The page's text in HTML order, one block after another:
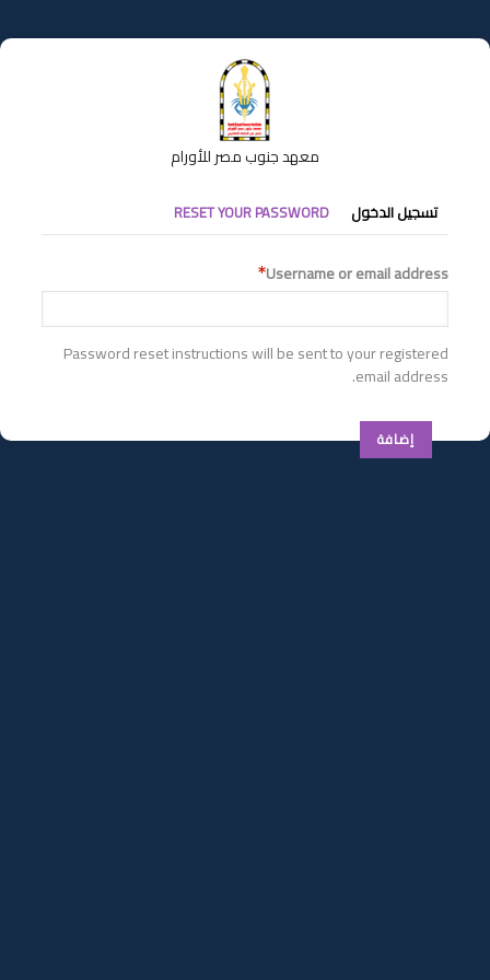
إلى
المحتوى
معهد جنوب مصر للأورام
التبويبات
الأساسية
تسجيل الدخول RESET YOUR PASSWORD
Username or email address
Password reset instructions will be sent to your registered
email address.